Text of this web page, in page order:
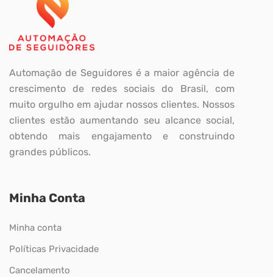
Automação de Seguidores é a maior agência de
crescimento de redes sociais do Brasil, com
muito orgulho em ajudar nossos clientes. Nossos
clientes estão aumentando seu alcance social,
obtendo mais engajamento e construindo
grandes públicos.
Minha Conta
Minha conta
Políticas Privacidade
Cancelamento